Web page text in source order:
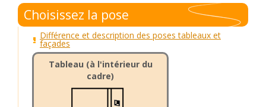
Choisissez la pose
Différence et description des poses tableaux et
façades
Tableau (à l'intérieur du
cadre)